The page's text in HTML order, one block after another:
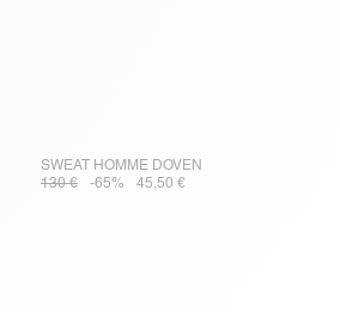
SWEAT HOMME DOVEN
130 €
-65% 45,50 €